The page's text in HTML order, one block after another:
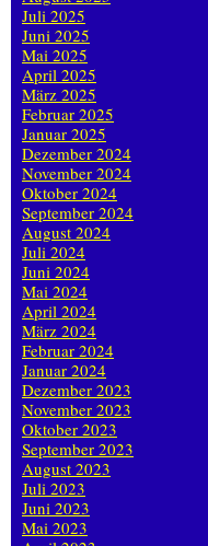
Juli 2025
Juni 2025
Mai 2025
April 2025
März 2025
Februar 2025
Januar 2025
Dezember 2024
November 2024
Oktober 2024
September 2024
August 2024
Juli 2024
Juni 2024
Mai 2024
April 2024
März 2024
Februar 2024
Januar 2024
Dezember 2023
November 2023
Oktober 2023
September 2023
August 2023
Juli 2023
Juni 2023
Mai 2023